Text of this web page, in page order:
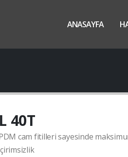
ANASAYFA
40T
cam fitilleri sayesinde